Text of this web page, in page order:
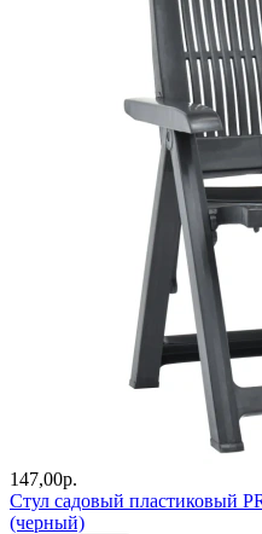
147,00р.
Стул садовый пластиковый
(черный)